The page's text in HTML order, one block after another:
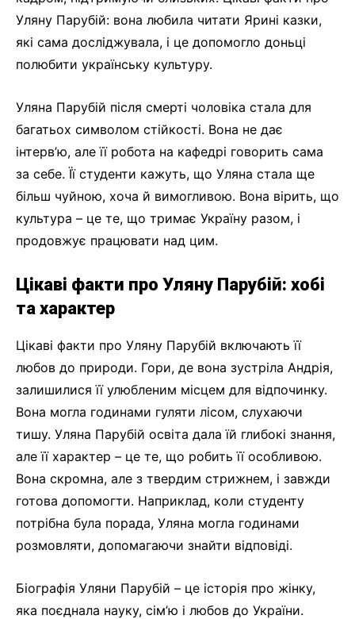
Уляну Парубій: вона любила читати Ярині казки,
які сама досліджувала, і це допомогло доньці
полюбити українську культуру.
Уляна Парубій після смерті чоловіка стала для
багатьох символом стійкості. Вона не дає
інтерв’ю, але її робота на кафедрі говорить сама
за себе. Її студенти кажуть, що Уляна стала ще
більш чуйною, хоча й вимогливою. Вона вірить, що
культура – це те, що тримає Україну разом, і
продовжує працювати над цим.
Цікаві факти про Уляну Парубій: хобі
та характер
Цікаві факти про Уляну Парубій включають її
любов до природи. Гори, де вона зустріла Андрія,
залишилися її улюбленим місцем для відпочинку.
Вона могла годинами гуляти лісом, слухаючи
тишу. Уляна Парубій освіта дала їй глибокі знання,
але її характер – це те, що робить її особливою.
Вона скромна, але з твердим стрижнем, і завжди
готова допомогти. Наприклад, коли студенту
потрібна була порада, Уляна могла годинами
розмовляти, допомагаючи знайти відповіді.
Біографія Уляни Парубій – це історія про жінку,
яка поєднала науку, сім’ю і любов до України.